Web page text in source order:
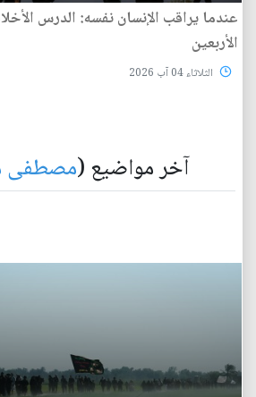
عندما يراقب الإنسان نفسه: الدرس
الأربعين
الثلاثاء 04 آب 2026
آخر مواضيع (مصطفى